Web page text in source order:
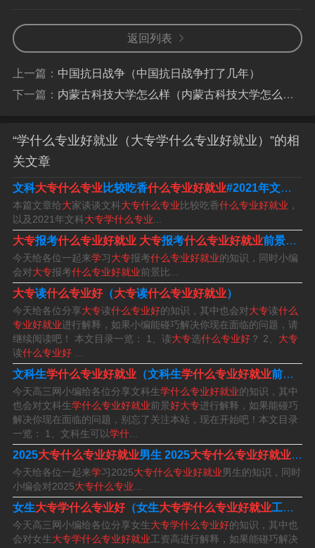
行业服务、为游戏设计服务。数字媒体技术专业的就业面
很广，就业机会多，只要大学期间认真学习，熟练掌握技
术，就有很好的发展空间。
学生报考。
学什么专业好就业?
1、比较好就业的专业有：计算机专业、会计学专业、电气
及自动化专业、交通专业、工商管理专业、财经类专业等
等 。
2、经济学类专业 这个专业被称为高富帅专业，毕业生就
业面非常广，不管是考公务员，金融机构、留校还是大中
型企业等都可以有适合的岗位适合的工作，甚至有能力还
能自主创业。
3、人工智能：人工智能领域的研究包括机器人、语言识
别、图像识别、自然语言处理和专家系统等。目前人工智
能处于大热阶段，个科研机构、科技企业等都需要这方面
的人才，就业前景广阔。
4、可以学习智慧交通乘务类专业，我国已成为全球最大交
通运输市场，整体市场规模超过300亿欧元，占全球市场比
重超过17%。学习智慧交通与公共服务专业，学子就业全
返回列表
上一篇： 中国抗日战争（中国抗日战争打了几年）
下一篇： 内蒙古科技大学怎么样（内蒙古科技大学怎么样好不好就业）
“学什么专业好就业（大专学什么专业好就业）”的相
关文章
文科大专什么专业比较吃香什么专业好就业#2021年文科
本篇文章给大家谈谈文科大专什么专业比较吃香什么专业好就业 ，
以及2021年文科大专学什么专业
大专报考什么专业好就业 大专报考什么专业好就业前景比较
今天给各位一起来学习大专报考什么专业好就业的知识，同时小编
会对大专报考什么专业好就业前景比...
大专读什么专业好（大专读什么专业好就业）
今天给各位分享大专读什么专业好的知识，其中也会对大专读什么
专业好就业进行解释，如果小编能碰巧解决你现在面临的问题，请
继续阅读吧！ 本文目录一览： 1、读大专选什么专业好 ？ 2、 大专
读什么专业好
文科生学什么专业好就业 （文科生学什么专业好就业前景
今天高三网小编给各位分享文科生学什么专业好就业的知识，其中
也会对文科生学什么专业好就业前景好大专进行解释，如果能碰巧
解决你现在面临的问题，别忘了关注本站，现在开始吧！本文目录
一览： 1、文科生可以学什
2025大专什么专业好就业男生 2025大专什么专业好就业男
今天给各位一起来学习2025大专什么专业好就业男生的知识，同时
小编会对2025大专什么专业
女生大专学什么专业好（女生大专学什么专业好就业工资高）
今天高三网小编给各位分享女生大专学什么专业好的知识，其中也
会对女生大专学什么专业好就业工资高进行解释，如果能碰巧解决